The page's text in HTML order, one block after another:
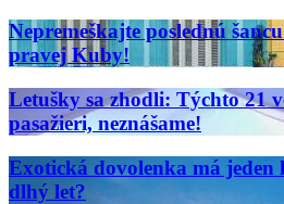
Nepremeškajte poslednú
pravej Kuby!
Letušky sa zhodli: Týchto 21
pasažieri, neznášame!
Exotická dovolenka má
dlhý let?